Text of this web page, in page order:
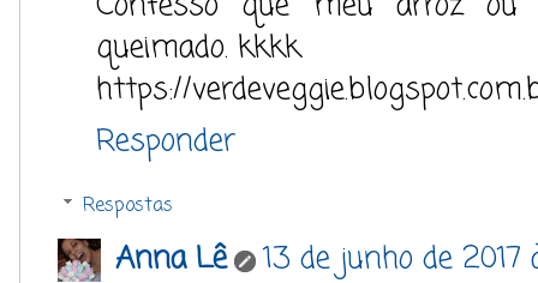
queimado. kkkk
https://
Responder
Respostas
Anna Lê
13 de junho de 2017